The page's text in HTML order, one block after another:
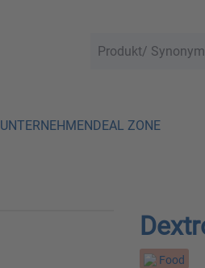
UNTERNEHMENDEAL ZONE
Food